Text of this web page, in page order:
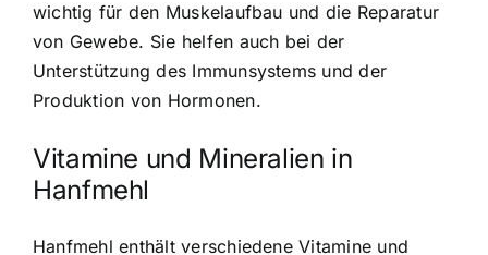
wichtig für den Muskelaufbau und die Reparatur
von Gewebe. Sie helfen auch bei der
Unterstützung des Immunsystems und der
Produktion von Hormonen.
Vitamine und Mineralien in
Hanfmehl
Hanfmehl enthält verschiedene Vitamine und